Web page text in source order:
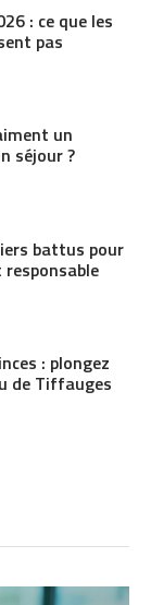
: ce que les
pas
un
séjour ?
battus pour
: plongez
de Tiffauges